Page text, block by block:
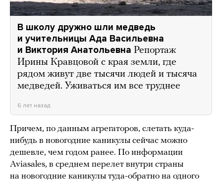
В школу дружно шли медведь
и учительницы Ада Васильевна
и Виктория Анатольевна Репортаж
Ирины Кравцовой с края земли, где
рядом живут две тысячи людей и тысяча
медведей. Уживаться им все труднее
6 лет назад
Причем, по данным агрегаторов, слетать куда-
нибудь в новогодние каникулы сейчас можно
дешевле, чем годом ранее. По информации
Aviasales, в среднем перелет внутри страны
на новогодние каникулы туда-обратно на одного